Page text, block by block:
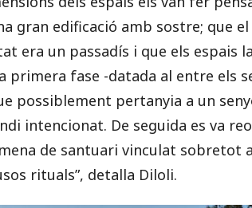
gran edificació amb sostre; que
era un passadís i que els espais
primera fase -datada al entre els
possiblement pertanyia a un
intencionat. De seguida es va
de santuari vinculat sobretot
rituals”, detalla Diloli.